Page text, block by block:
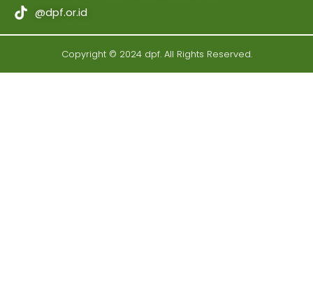
@dpf.or.id
Copyright © 2024 dpf. All Rights Reserved.